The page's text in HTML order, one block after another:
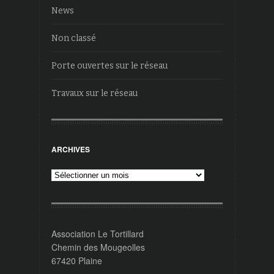
News
Non classé
Porte ouvertes sur le réseau
Travaux sur le réseau
ARCHIVES
Archives
Association Le Tortillard
Chemin des Mougeolles
67420 Plaine